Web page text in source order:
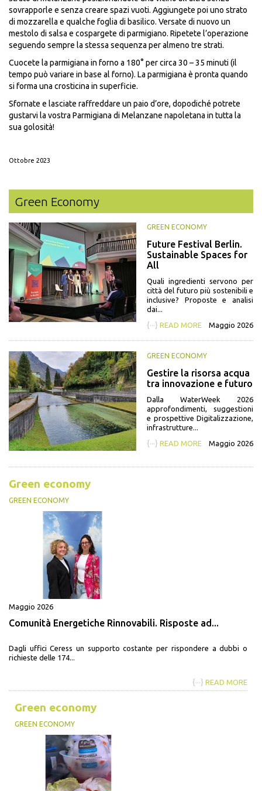
sovrapporle e senza creare spazi vuoti. Aggiungete poi uno strato
di mozzarella e qualche foglia di basilico. Versate di nuovo un
mestolo di salsa e cospargete di parmigiano. Ripetete l’operazione
seguendo sempre la stessa sequenza per almeno tre strati.
Cuocete la parmigiana in forno a 180° per circa 30 – 35 minuti (il
tempo può variare in base al forno). La parmigiana è pronta quando
si forma una crosticina in superficie.
Sfornate e lasciate raffreddare un paio d’ore, dopodiché potrete
gustarvi la vostra Parmigiana di Melanzane napoletana in tutta la
sua golosità!
Ottobre 2023
Green Economy
GREEN ECONOMY
Future Festival Berlin.
Sustainable Spaces for
All
Quali ingredienti servono per
città del futuro più sostenibili e
inclusive? Proposte e analisi
dai...
{···} READ MORE Maggio 2026
GREEN ECONOMY
Gestire la risorsa acqua
tra innovazione e futuro
Dalla WaterWeek 2026
approfondimenti, suggestioni
e prospettive Digitalizzazione,
infrastrutture...
{···} READ MORE Maggio 2026
Green economy
GREEN ECONOMY
Maggio 2026
Comunità Energetiche Rinnovabili. Risposte ad...
Dagli uffici Ceress un supporto costante per rispondere a dubbi o
richieste delle 174...
{···} READ MORE
Green economy
GREEN ECONOMY